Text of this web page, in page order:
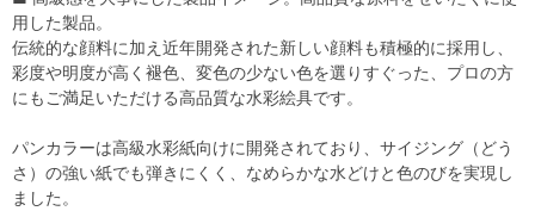
用した製品。
伝統的な顔料に加え近年開発された新しい顔料も積極的に採用し、
彩度や明度が高く褪色、変色の少ない色を選りすぐった、プロの方
にもご満足いただける高品質な水彩絵具です。
パンカラーは高級水彩紙向けに開発されており、サイジング（どう
さ）の強い紙でも弾きにくく、なめらかな水どけと色のびを実現し
ました。